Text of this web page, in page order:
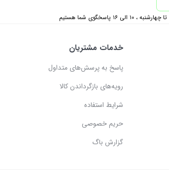
، ۱۰ الی ۱۶ پاسخگوی شما هستیم
خدمات مشتریان
پاسخ به پرسش‌های متداول
رویه‌های بازگرداندن کالا
شرایط استفاده
حریم خصوصی
گزارش باگ